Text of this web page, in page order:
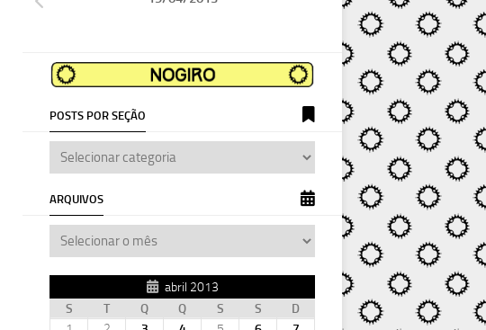
POSTS POR SEÇÃO
ARQUIVOS
abril 2013
S
T Q Q S S
D